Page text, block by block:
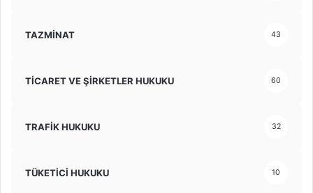
TAZMİNAT 43
TİCARET VE ŞİRKETLER HUKUKU 60
TRAFİK HUKUKU 32
TÜKETİCİ HUKUKU 10